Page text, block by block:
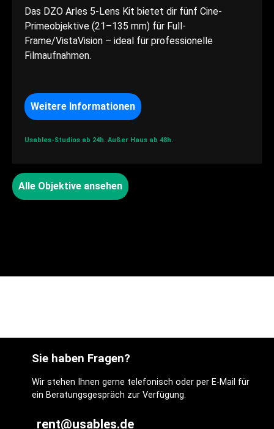
Das DZO Arles 5-Lens Kit bietet dir fünf Cine-
Primeobjektive (21–135 mm) für Full-
Frame/VistaVision – ideal für professionelle
Filmaufnahmen.
Weitere Informationen
Usables-Studios ab 24h. Außer Haus ab 48h.
Alle Objektive ansehen
Sie haben Fragen?
Wir stehen Ihnen gerne telefonisch oder per E-Mail für
ein Beratungsgespräch zur Verfügung.
rent@usables.de